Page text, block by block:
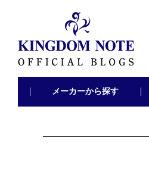
メーカーから探す